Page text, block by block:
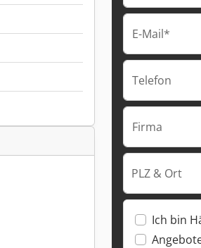
E-Mail*
Telefon
Firma
PLZ & Ort
Ich bin